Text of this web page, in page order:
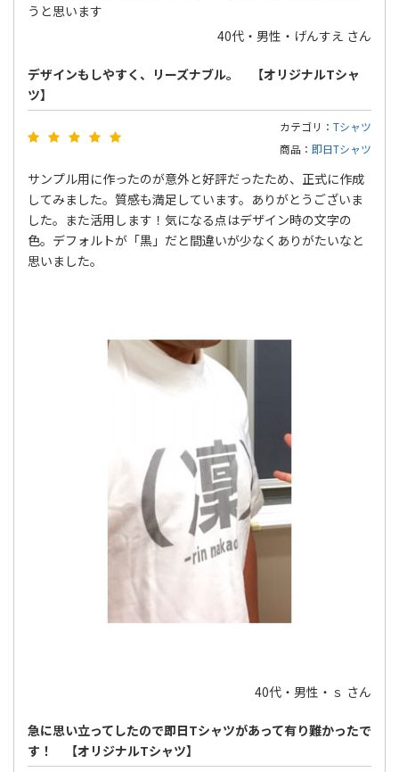
うと思います
40代・男性・げんすえ さん
デザインもしやすく、リーズナブル。 【オリジナルTシャ
ツ】
カテゴリ： Tシャツ
商品： 即日Tシャツ
サンプル用に作ったのが意外と好評だったため、正式に作成
してみました。質感も満足しています。ありがとうございま
した。また活用します！気になる点はデザイン時の文字の
色。デフォルトが「黒」だと間違いが少なくありがたいなと
思いました。
40代・男性・ｓ さん
急に思い立ってしたので即日Tシャツがあって有り難かったで
す！ 【オリジナルTシャツ】